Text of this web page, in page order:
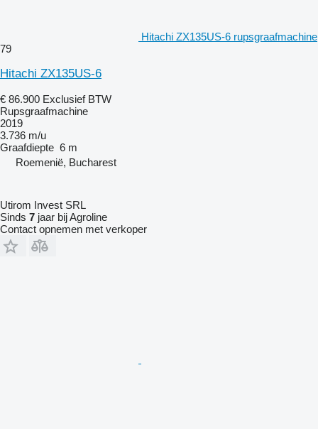
Hitachi ZX135US-6 rupsgraafmachine
79
Hitachi ZX135US-6
€ 86.900 Exclusief BTW
Rupsgraafmachine
2019
3.736 m/u
Graafdiepte 6 m
Roemenië, Bucharest
Utirom Invest SRL
Sinds 7 jaar bij Agroline
Contact opnemen met verkoper